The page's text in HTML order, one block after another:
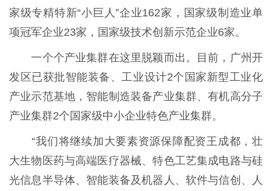
家级专精特新“小巨人”企业162家，国家级制造业单
项冠军企业23家，国家级技术创新示范企业6家。
一个个产业集群在这里脱颖而出。目前，广州开
发区已获批智能装备、工业设计2个国家新型工业化
产业示范基地，智能制造装备产业集群、有机高分子
产业集群2个国家级中小企业特色产业集群。
“我们将继续加大要素资源保障配资王成都，壮
大生物医药与高端医疗器械、特色工艺集成电路与硅
光信息半导体、智能装备及机器人、软件与信创、人